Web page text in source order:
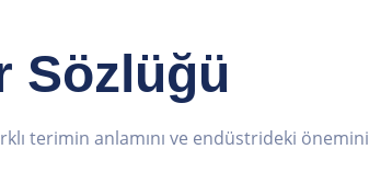
Sözlüğü
terimin anlamını ve endüstrideki önemini